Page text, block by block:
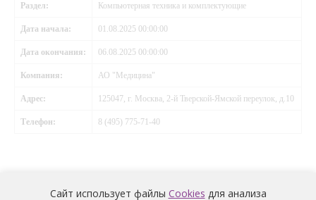
Раздел: Компьютерная техника и комплектующие
Дата начала: 01.08.2025 00:00:00
Дата окончания: 06.08.2025 00:00:00
Компания: АО "Медицина"
Адрес: 125047, г. Москва, 2-й Тверской-Ямской переулок, д.10
Телефон: 8 (495) 775-71-40
Сайт использует файлы Cookies для анализа